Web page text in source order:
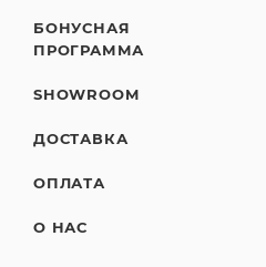
БОНУСНАЯ
ПРОГРАММА
SHOWROOM
ДОСТАВКА
ОПЛАТА
О НАС